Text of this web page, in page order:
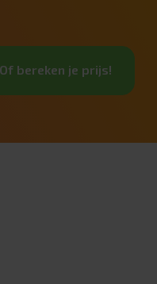
Of bereken je prijs!